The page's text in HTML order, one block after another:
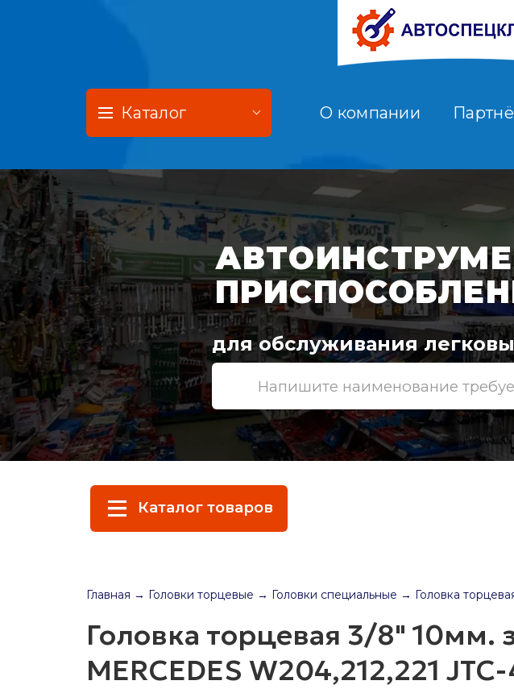
Каталог О компании
для обслуживания
Каталог товаров
Главная → Головки торцевые → Головки специальные → Головка
Головка торцевая 3/8" 10мм.
MERCEDES W204,212,221